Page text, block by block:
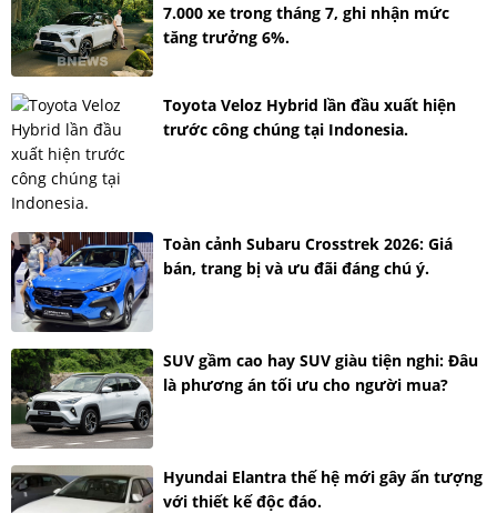
7.000 xe trong tháng 7, ghi nhận mức
tăng trưởng 6%.
Toyota Veloz Hybrid lần đầu xuất hiện
trước công chúng tại Indonesia.
Toàn cảnh Subaru Crosstrek 2026: Giá
bán, trang bị và ưu đãi đáng chú ý.
SUV gầm cao hay SUV giàu tiện nghi: Đâu
là phương án tối ưu cho người mua?
Hyundai Elantra thế hệ mới gây ấn tượng
với thiết kế độc đáo.